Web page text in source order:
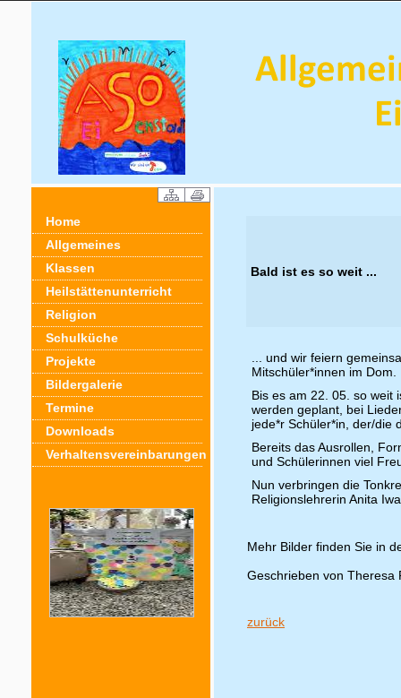
Home
Allgemeines
Klassen
Heilstättenunterricht
Religion
Schulküche
Projekte
Bildergalerie
Termine
Downloads
Verhaltensvereinbarungen
Bald ist es so weit ...
... und wir feiern
Mitschüler*innen im Dom.
Bis es am 22. 05. so weit
werden geplant, bei
jede*r Schüler*in, der/die
Bereits das Ausrollen,
und Schülerinnen viel
Nun verbringen die
Religionslehrerin Anita
Mehr Bilder finden Sie in
Geschrieben von Theresa
zurück